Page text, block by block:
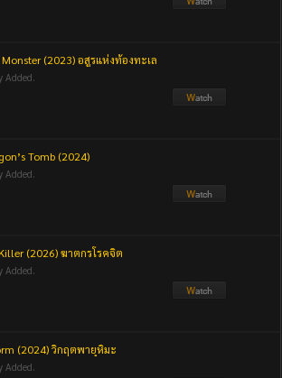
Monster (2023) อสูรแห่งท้องทะเล
Added.
Tomb (2024)
Added.
(2026) ฆาตกรโรคจิต
Added.
(2024) วิกฤตพายุหิมะ
Added.